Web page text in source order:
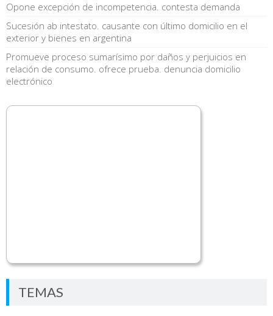
Opone excepción de incompetencia. contesta demanda
Sucesión ab intestato. causante con último domicilio en el
exterior y bienes en argentina
Promueve proceso sumarísimo por daños y perjuicios en
relación de consumo. ofrece prueba. denuncia domicilio
electrónico
TEMAS